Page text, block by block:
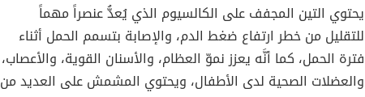
يحتوي التين المجفف على الكالسيوم الذي يُعدُّ عنصراً مهماً
للتقليل من خطر ارتفاع ضغط الدم، والإصابة بتسمم الحمل أثناء
فترة الحمل، كما أنَّه يعزز نموّ العظام، والأسنان القوية، والأعصاب،
والعضلات الصحية لدى الأطفال، ويحتوي المشمش على العديد من